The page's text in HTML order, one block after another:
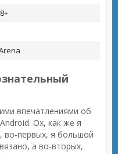
впечатлениями об
Ох, как же я
во-первых, я большой
а во-вторых,